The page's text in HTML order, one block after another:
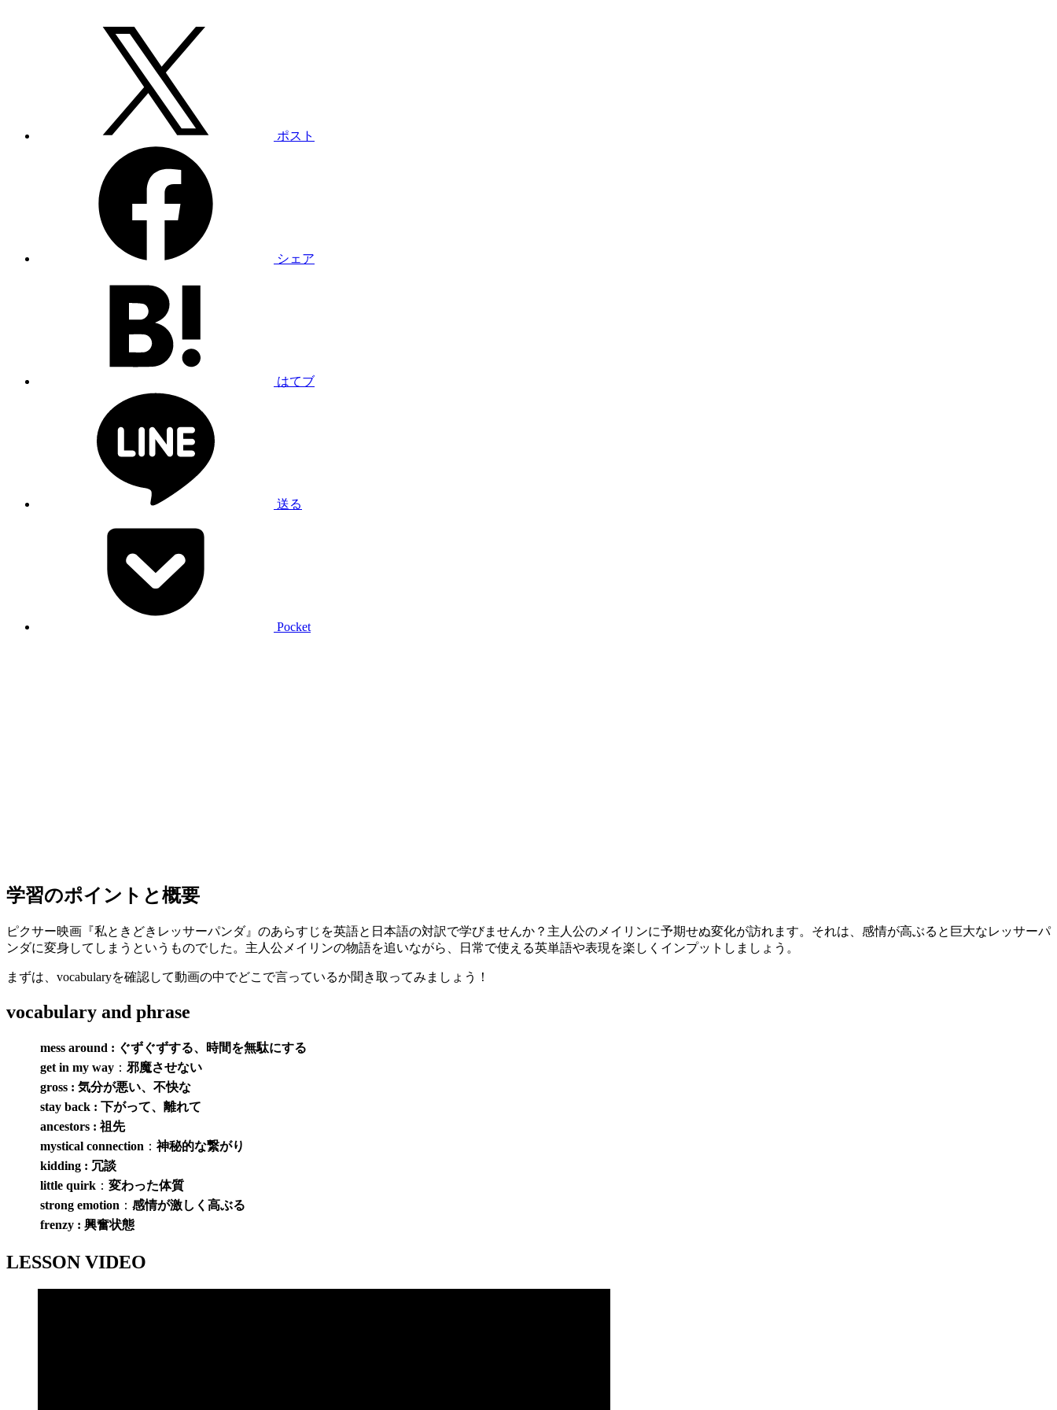
ポスト
シェア
はてブ
送る
Pocket
学習のポイントと概要
ピクサー映画『私ときどきレッサーパンダ』のあらすじを英語と日本語の対訳で学びませんか？主人公のメイリンに予期せぬ変化が訪れます。それは、感情が高ぶると巨大なレッサーパ
ンダに変身してしまうというものでした。主人公メイリンの物語を追いながら、日常で使える英単語や表現を楽しくインプットしましょう。
まずは、vocabularyを確認して動画の中でどこで言っているか聞き取ってみましょう！
vocabulary and phrase
mess around : ぐずぐずする、時間を無駄にする
get in my way ： 邪魔させない
gross : 気分が悪い、不快な
stay back : 下がって、離れて
ancestors : 祖先
mystical connection ：神秘的な繋がり
kidding : 冗談
little quirk ： 変わった体質
strong emotion ： 感情が激しく高ぶる
frenzy : 興奮状態
LESSON VIDEO